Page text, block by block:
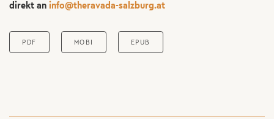
direkt an info@theravada-salzburg.at
PDF MOBI EPUB